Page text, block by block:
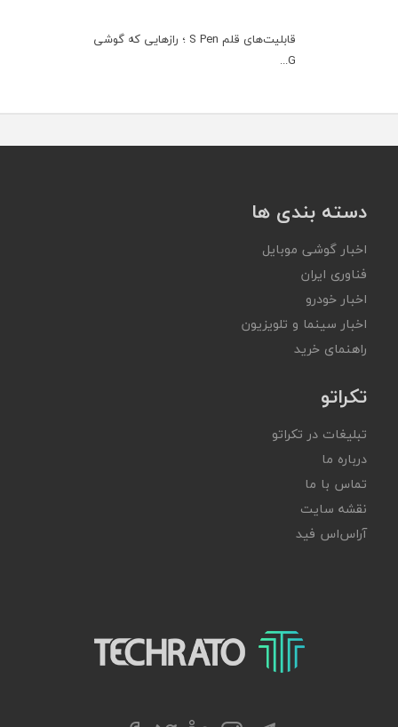
قابلیت‌های قلم S Pen ؛ رازهایی که گوشی
G...
دسته بندی ها
اخبار گوشی موبایل
فناوری ایران
اخبار خودرو
اخبار سینما و تلویزیون
راهنمای خرید
تکراتو
تبلیغات در تکراتو
درباره ما
تماس با ما
نقشه سایت
آر‌اس‌اس فید
تکراتو – زندگی با تکنولوژی